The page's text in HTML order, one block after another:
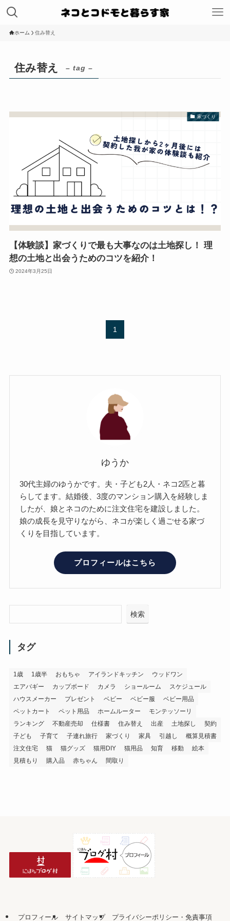
ホーム 住み替え
住み替え – tag –
家づくり
【体験談】家づくりで最も大事なのは土地探し！ 理
想の土地と出会うためのコツを紹介！
2024年3月25日
1
ゆうか
30代主婦のゆうかです。夫・子ども2人・ネコ2匹と暮
らしてます。結婚後、3度のマンション購入を経験しま
したが、娘とネコのために注文住宅を建設しました。
娘の成長を見守りながら、ネコが楽しく過ごせる家づ
くりを目指しています。
プロフィールはこちら
検索
タグ
1歳 1歳半 おもちゃ アイランドキッチン
ウッドワン
エアバギー
カップボード カメラ ショールーム
スケジュール
ハウスメーカー
プレゼント ベビー ベビー服
ベビー用品
ペットカート
ペット用品 ホームルーター
モンテッソーリ
ランキング
不動産売却 仕様書 住み替え 出産 土地探し
契約
子ども
子育て 子連れ旅行 家づくり 家具 引越し
概算見積書
注文住宅
猫 猫グッズ 猫用DIY 猫用品 知育 移動
絵本
見積もり
購入品 赤ちゃん 間取り
プロフィール サイトマップ プライバシーポリシー・免責事項